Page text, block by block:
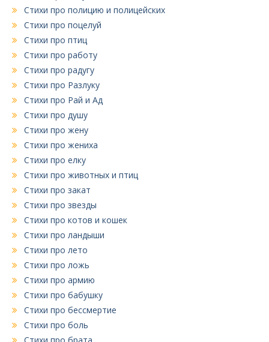
Стихи про полицию и полицейских
Стихи про поцелуй
Стихи про птиц
Стихи про работу
Стихи про радугу
Стихи про Разлуку
Стихи про Рай и Ад
Стихи про душу
Стихи про жену
Стихи про жениха
Стихи про елку
Стихи про животных и птиц
Стихи про закат
Стихи про звезды
Стихи про котов и кошек
Стихи про ландыши
Стихи про лето
Стихи про ложь
Стихи про армию
Стихи про бабушку
Стихи про бессмертие
Стихи про боль